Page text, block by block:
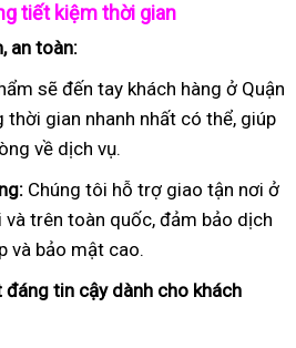
tiết kiệm thời gian
an toàn:
sẽ đến tay khách hàng ở Quận
thời gian nhanh nhất có thể, giúp
về dịch vụ.
Chúng tôi hỗ trợ giao tận nơi ở
và trên toàn quốc, đảm bảo dịch
và bảo mật cao.
đáng tin cậy dành cho khách